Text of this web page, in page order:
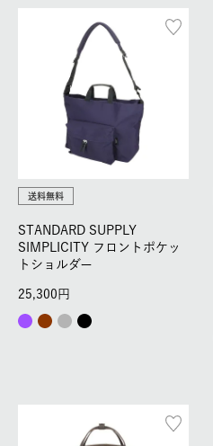
送料無料
STANDARD SUPPLY
SIMPLICITY フロントポケッ
トショルダー
25,300